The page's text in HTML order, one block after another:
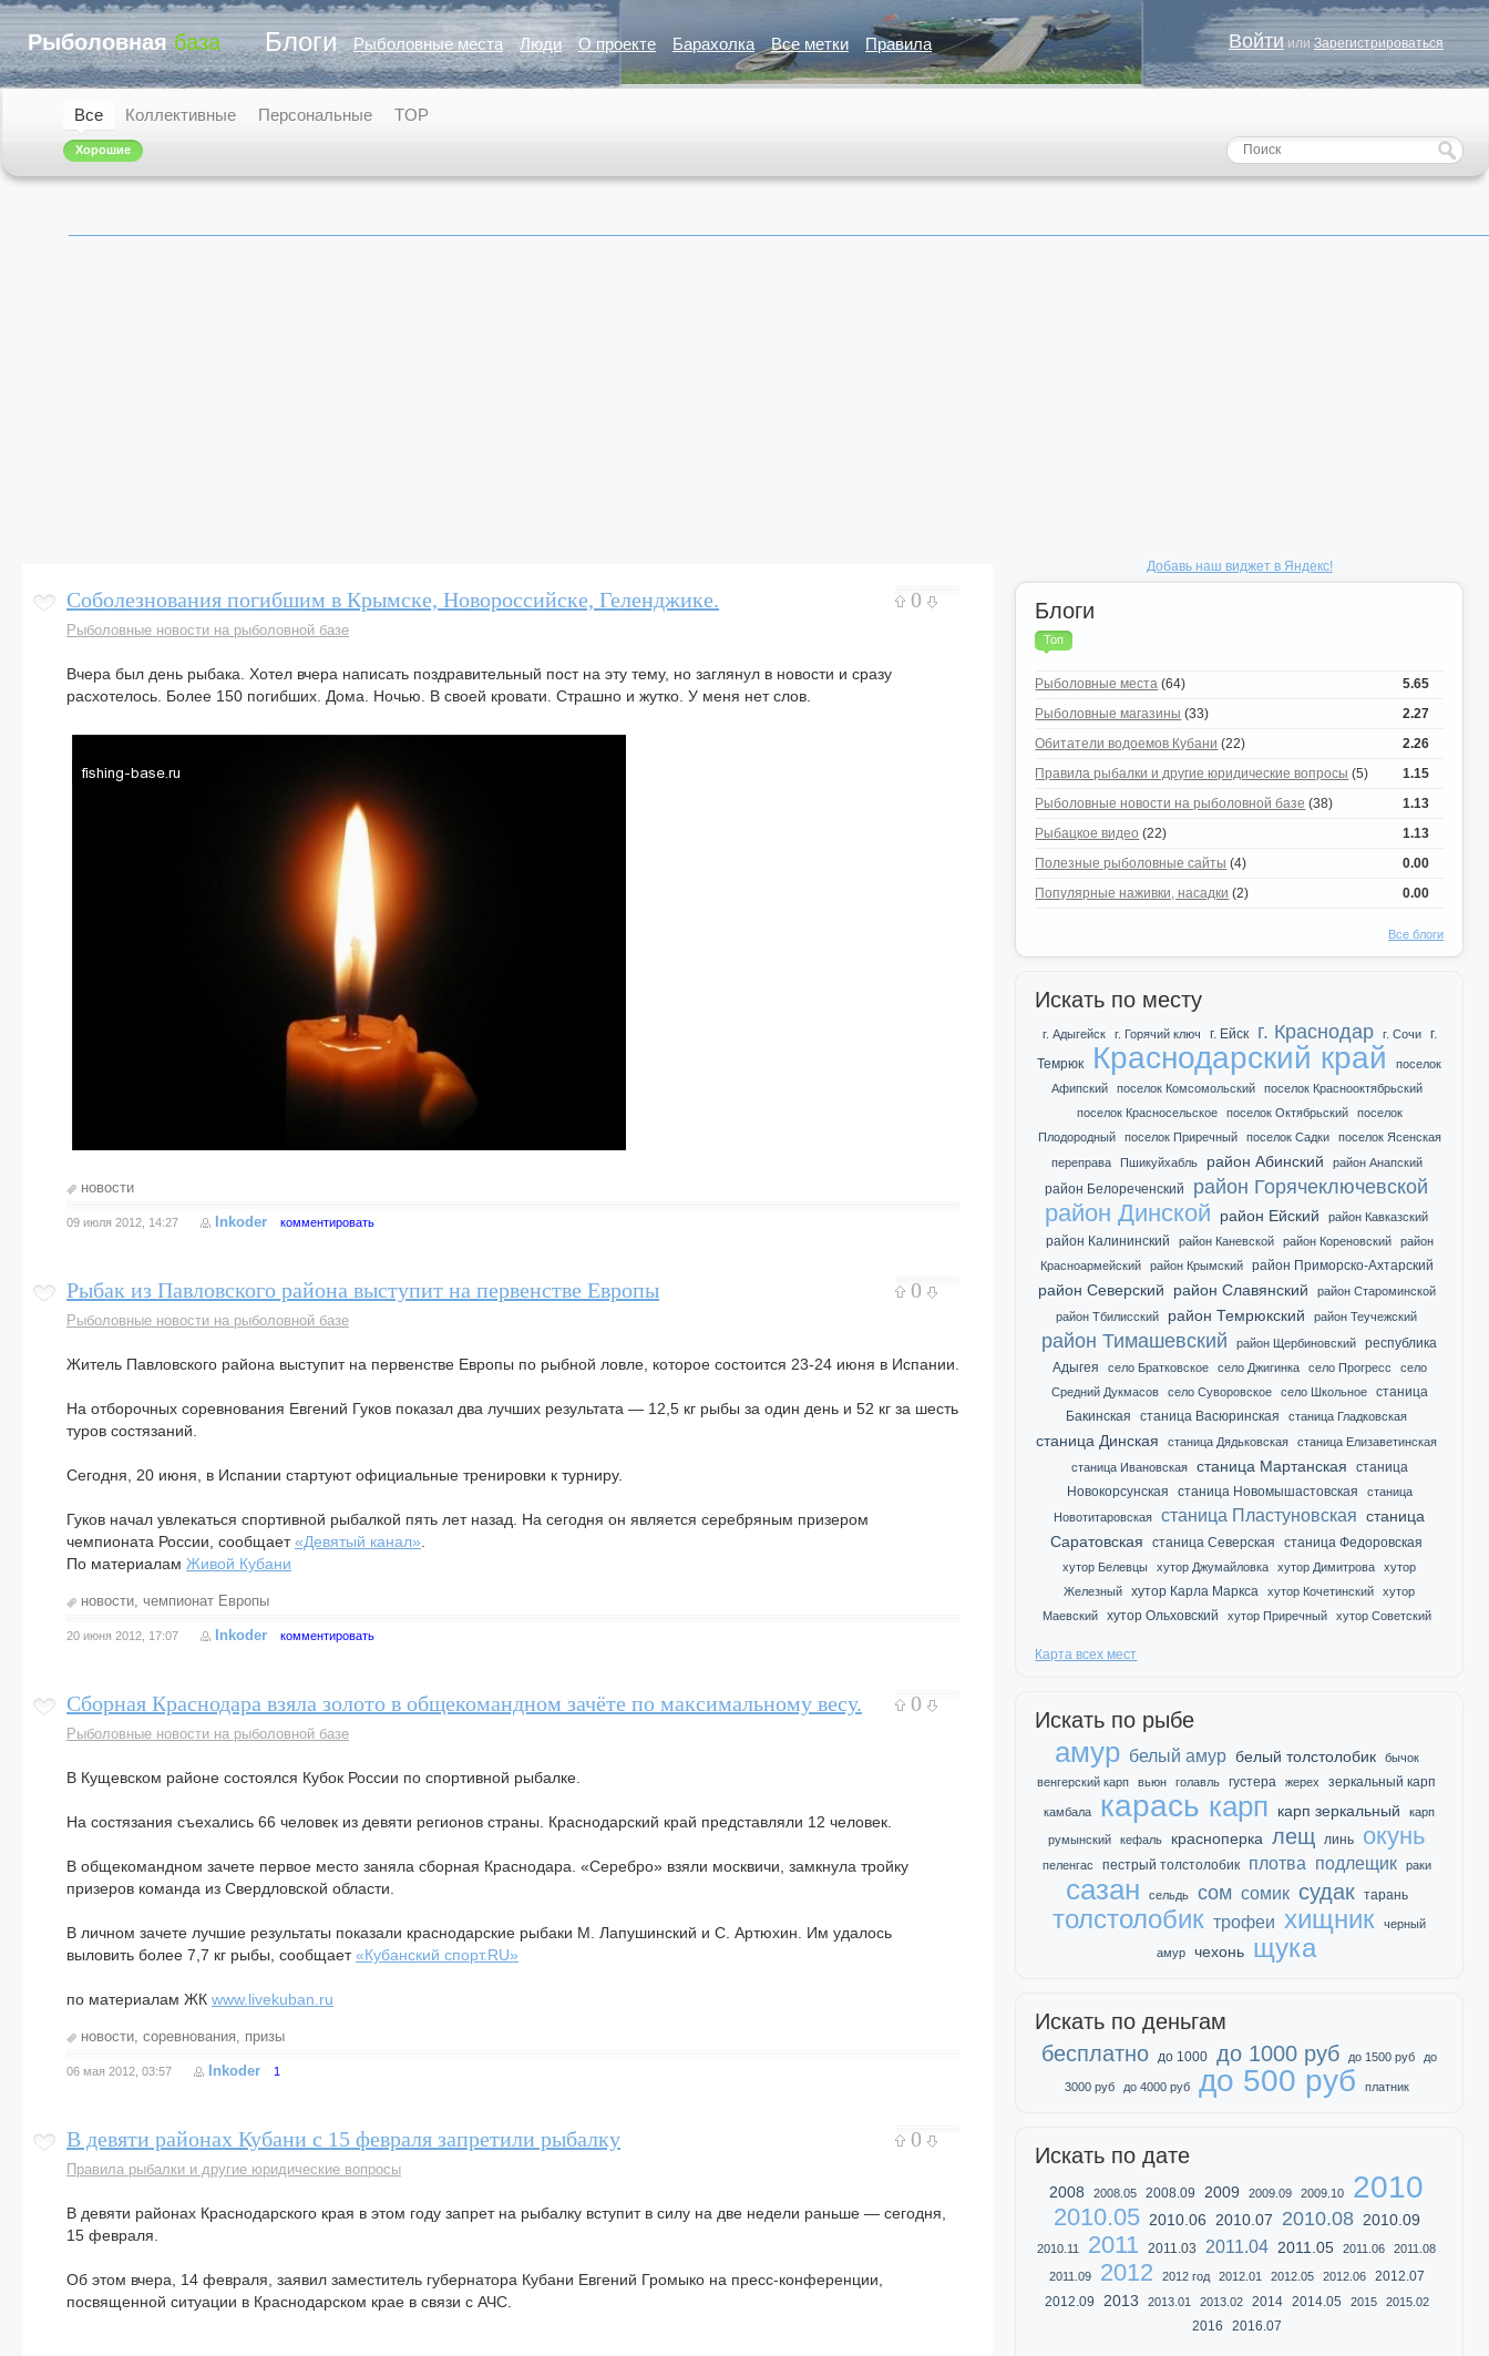
Рыболовнаябаза Блоги Рыболовные места Люди О проекте Барахолка Все метки Правила Войти или Зарегистрироваться
Все
Хорошие
Коллективные Персональные TOP
Соболезнования погибшим в Крымске, Новороссийске, Геленджике. 0
Рыболовные новости на рыболовной базе
Вчера был день рыбака. Хотел вчера написать поздравительный пост на эту тему, но заглянул в новости и сразу
расхотелось. Более 150 погибших. Дома. Ночью. В своей кровати. Страшно и жутко. У меня нет слов.
новости
09 июля 2012, 14:27 Inkoder комментировать
Рыбак из Павловского района выступит на первенстве Европы 0
Рыболовные новости на рыболовной базе
Житель Павловского района выступит на первенстве Европы по рыбной ловле, которое состоится 23-24 июня в Испании.
На отборочных соревнования Евгений Гуков показал два лучших результата — 12,5 кг рыбы за один день и 52 кг за шесть
туров состязаний.
Сегодня, 20 июня, в Испании стартуют официальные тренировки к турниру.
Гуков начал увлекаться спортивной рыбалкой пять лет назад. На сегодня он является серебряным призером
чемпионата России, сообщает«Девятый канал»
По материалам Живой Кубани
новости, чемпионат Европы
20 июня 2012, 17:07 Inkoder комментировать
Сборная Краснодара взяла золото в общекомандном зачёте по максимальному весу. 0
Рыболовные новости на рыболовной базе
В Кущевском районе состоялся Кубок России по спортивной рыбалке.
На состязания съехались 66 человек из девяти регионов страны. Краснодарский край представляли 12 человек.
В общекомандном зачете первое место заняла сборная Краснодара. «Серебро» взяли москвичи, замкнула тройку
призеров команда из Свердловской области.
В личном зачете лучшие результаты показали краснодарские рыбаки М. Лапушинский и С. Артюхин. Им удалось
выловить более 7,7 кг рыбы, сообщает«Кубанский спорт.RU»
по материалам ЖК www.livekuban.ru
новости, соревнования, призы
06 мая 2012, 03:57 Inkoder 1
В девяти районах Кубани с 15 февраля запретили рыбалку 0
Правила рыбалки и другие юридические вопросы
В девяти районах Краснодарского края в этом году запрет на рыбалку вступит в силу на две недели раньше — сегодня,
15 февраля.
Об этом вчера, 14 февраля, заявил заместитель губернатора Кубани Евгений Громыко на пресс-конференции,
посвященной ситуации в Краснодарском крае в связи с АЧС.
Добавь наш виджет в Яндекс!
Блоги
Топ
5.65
Рыболовные места (64)
2.27
Рыболовные магазины (33)
2.26
Обитатели водоемов Кубани (22)
1.15
Правила рыбалки и другие юридические вопросы (5)
1.13
Рыболовные новости на рыболовной базе (38)
1.13
Рыбацкое видео (22)
0.00
Полезные рыболовные сайты (4)
0.00
Популярные наживки, насадки (2)
Все блоги
Искать по месту
г. Адыгейск г. Горячий ключ г. Ейск г. Краснодар г. Сочи
г.
Темрюк
Краснодарский край
поселок
Афипский
поселок Комсомольский
поселок Краснооктябрьский
поселок Красносельское
поселок Октябрьский
поселок
Плодородный
поселок Приречный поселок Садки
поселок Ясенская
переправа
Пшикуйхабль район Абинский район Анапский
район Белореченский район Горячеключевской
район Динской район Ейский район Кавказский
район Калининский район Каневской район Кореновский
район
Красноармейский
район Крымский район Приморско-Ахтарский
район Северский район Славянский
район Староминской
район Тбилисский
район Темрюкский район Теучежский
район Тимашевский район Щербиновский
республика
Адыгея
село Братковское село Джигинка село Прогресс
село
Средний Дукмасов
село Суворовское село Школьное
станица
Бакинская
станица Васюринская станица Гладковская
станица Динская станица Дядьковская
станица Елизаветинская
станица Ивановская
станица Мартанская
станица
Новокорсунская
станица Новомышастовская
станица
Новотитаровская
станица Пластуновская станица
Саратовская
станица Северская станица Федоровская
хутор Белевцы хутор Джумайловка хутор Димитрова
хутор
Железный
хутор Карла Маркса хутор Кочетинский
хутор
Маевский
хутор Ольховский хутор Приречный хутор Советский
Карта всех мест
Искать по рыбе
амур белый амур белый толстолобик
бычок
венгерский карп
вьюн голавль густера жерех зеркальный карп
камбала карась карп карп зеркальный карп
румынский кефаль красноперка лещ линь окунь
пеленгас пестрый толстолобик плотва подлещик раки
сазан сельдь сом сомик судак тарань
толстолобик трофеи хищник черный
амур чехонь щука
Искать по деньгам
бесплатно до 1000 до 1000 руб до 1500 руб до
3000 руб до 4000 руб до 500 руб платник
Искать по дате
2008 2008.05 2008.09 2009 2009.09 2009.10 2010
2010.05 2010.06 2010.07 2010.08 2010.09
2010.11 2011 2011.03 2011.04 2011.05 2011.06 2011.08
2011.09 2012 2012 год 2012.01 2012.05 2012.06
2012.07
2012.09
2013 2013.01 2013.02 2014 2014.05 2015 2015.02
2016 2016.07